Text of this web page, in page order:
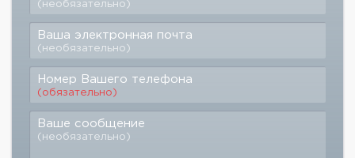
(необязательно)
Ваша электронная почта
(необязательно)
Номер Вашего телефона
(обязательно)
Ваше сообщение
(необязательно)